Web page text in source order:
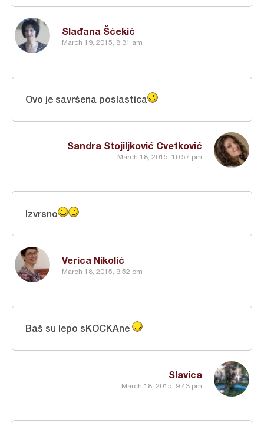
Slađana Šćekić
March 19, 2015, 8:31 am
Sandra Stojiljković Cvetković
March 18, 2015, 10:57 pm
Ovo je savršena poslastica
Verica Nikolić
March 18, 2015, 9:52 pm
Izvrsno
Slavica
March 18, 2015, 9:43 pm
Baš su lepo sKOCKAne